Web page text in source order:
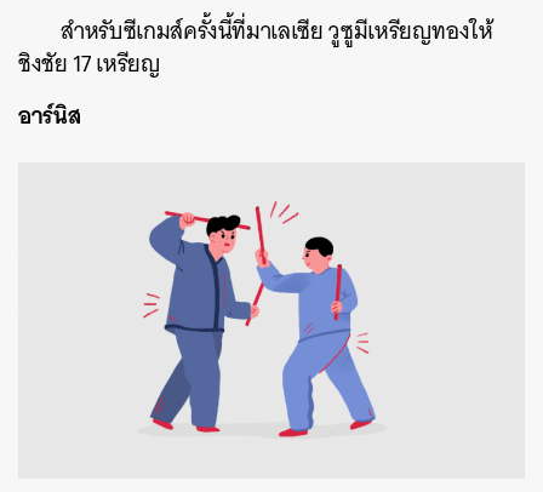
สำหรับซีเกมส์ครั้งนี้ที่มาเลเซีย วูซูมีเหรียญทองให้
ชิงชัย 17 เหรียญ
อาร์นิส